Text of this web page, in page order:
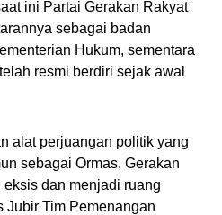
ini Partai Gerakan Rakyat
sebagai badan
Hukum, sementara
resmi berdiri sejak awal
alat perjuangan politik yang
sebagai Ormas, Gerakan
dan menjadi ruang
Jubir Tim Pemenangan